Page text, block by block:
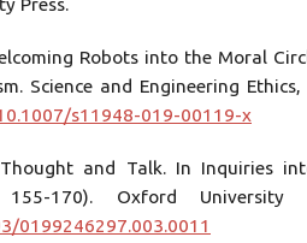
Robots into the Moral
Science and Engineering
s11948-019-00119-x
Thought and Talk. In Inquiries
170). Oxford University
0199246297.003.0011